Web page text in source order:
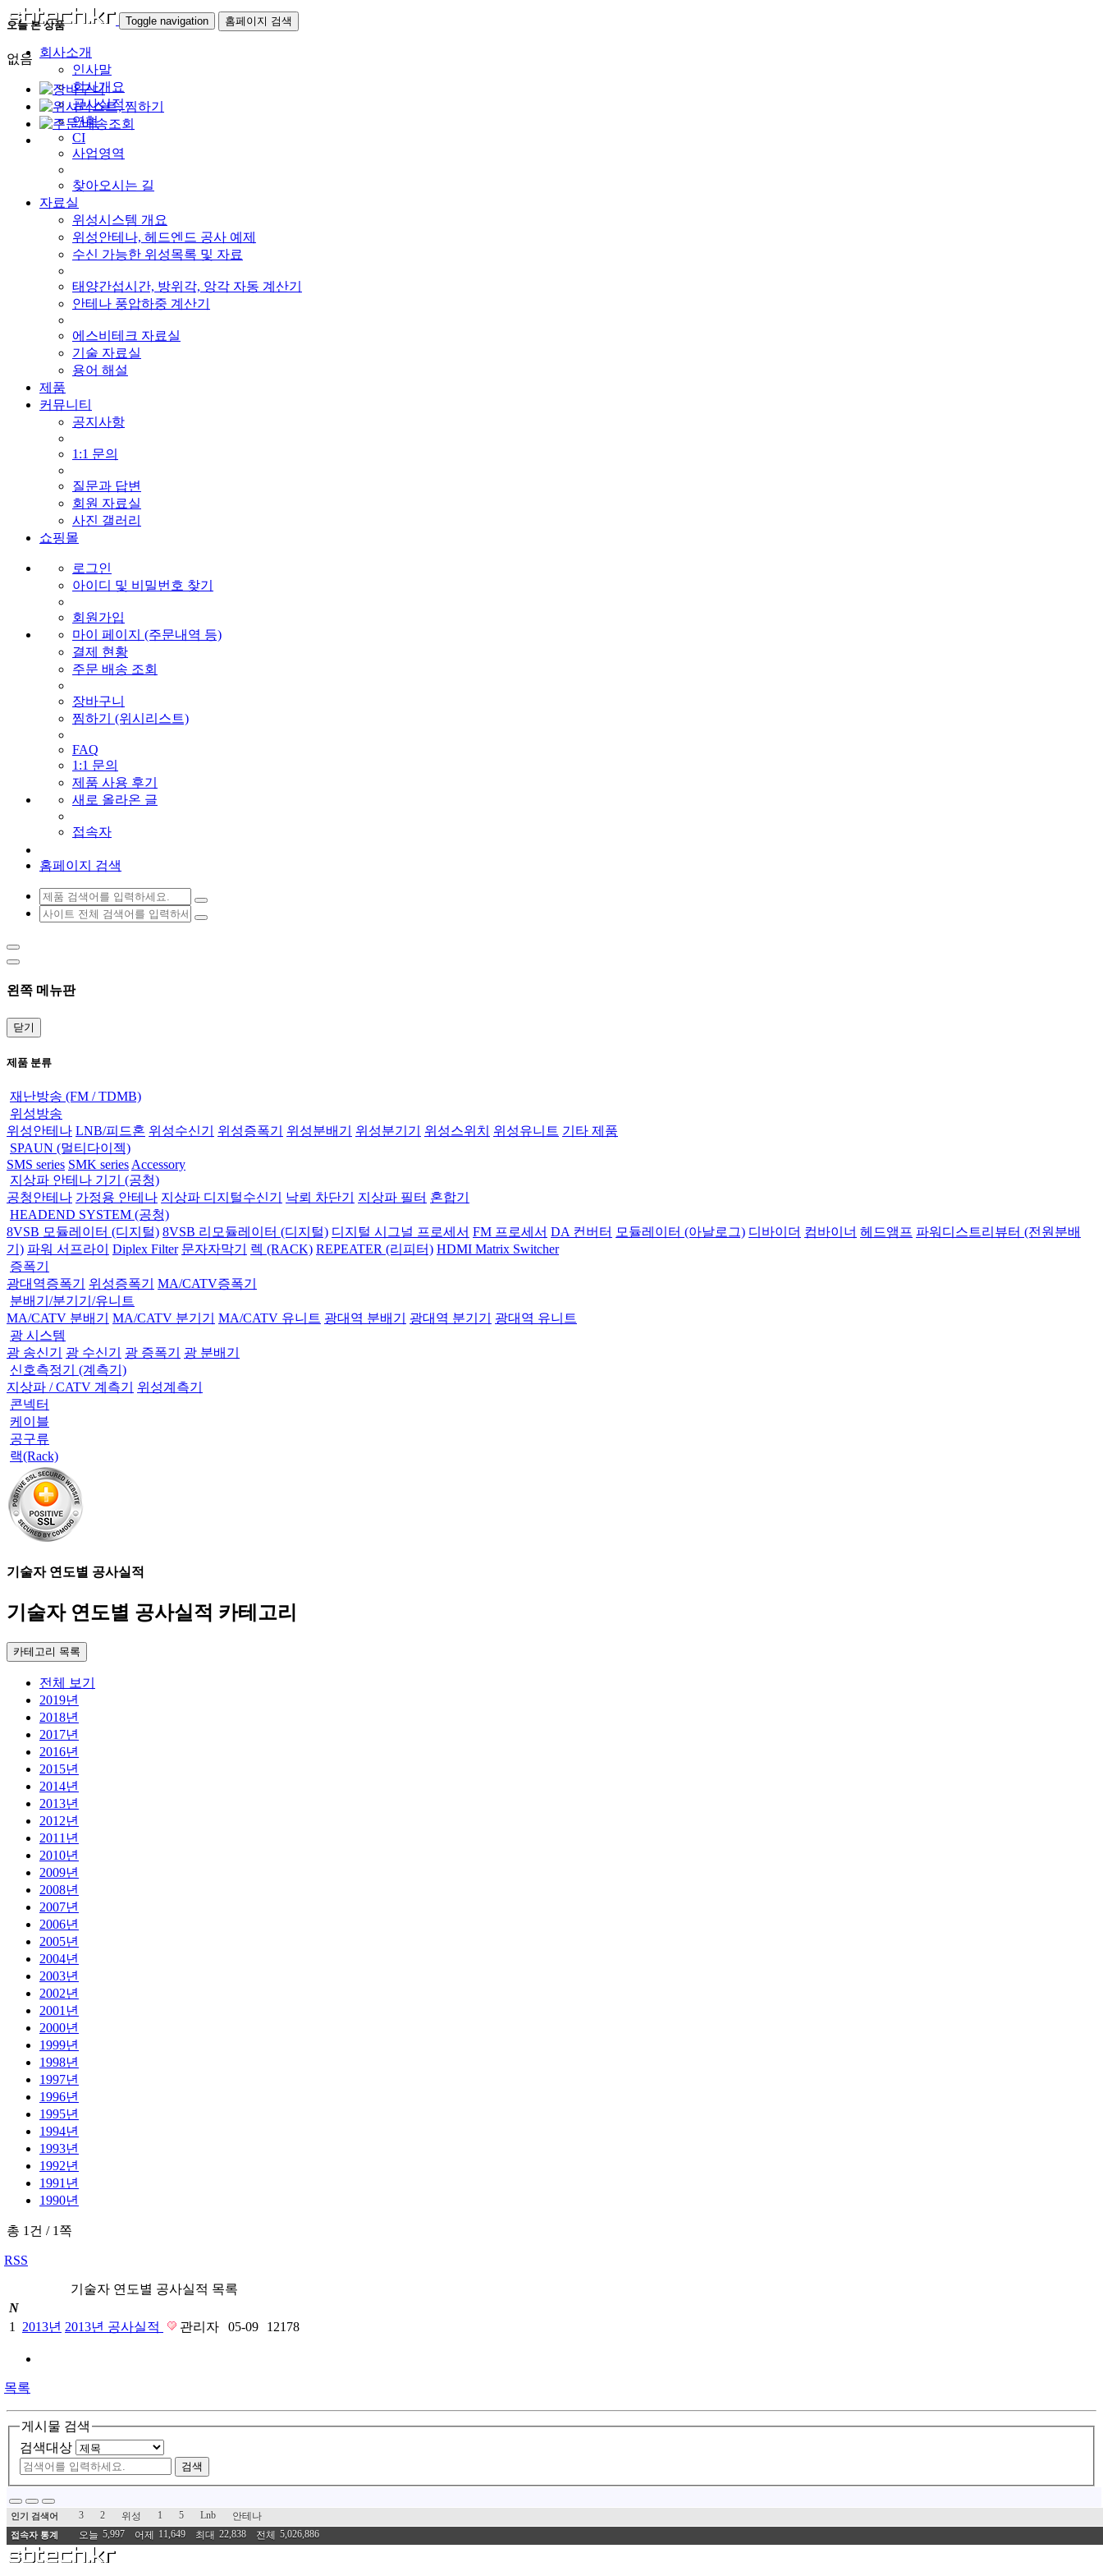
Toggle navigation 홈페이지 검색
회사소개
인사말
회사개요
공사실적
연혁
CI
사업영역
찾아오시는 길
자료실
위성시스템 개요
위성안테나, 헤드엔드 공사 예제
수신 가능한 위성목록 및 자료
태양간섭시간, 방위각, 앙각 자동 계산기
안테나 풍압하중 계산기
에스비테크 자료실
기술 자료실
용어 해설
제품
커뮤니티
공지사항
1:1 문의
질문과 답변
회원 자료실
사진 갤러리
쇼핑몰
로그인
아이디 및 비밀번호 찾기
회원가입
마이 페이지 (주문내역 등)
결제 현황
주문 배송 조회
장바구니
찜하기 (위시리스트)
FAQ
1:1 문의
제품 사용 후기
새로 올라온 글
접속자
홈페이지 검색
왼쪽 메뉴판
닫기
제품 분류
재난방송 (FM / TDMB)
위성방송
위성안테나 LNB/피드혼 위성수신기 위성증폭기 위성분배기 위성분기기 위성스위치 위성유니트 기타 제품
SPAUN (멀티다이젝)
SMS series SMK series Accessory
지상파 안테나 기기 (공청)
공청안테나 가정용 안테나 지상파 디지털수신기 낙뢰 차단기 지상파 필터 혼합기
HEADEND SYSTEM (공청)
8VSB 모듈레이터 (디지털) 8VSB 리모듈레이터 (디지털) 디지털 시그널 프로세서 FM 프로세서 DA 컨버터 모듈레이터 (아날로그) 디바이더 컴바이너 헤드앰프 파워디스트리뷰터 (전원분배
기) 파워 서프라이 Diplex Filter 문자자막기 렉 (RACK) REPEATER (리피터) HDMI Matrix Switcher
증폭기
광대역증폭기
위성증폭기
MA/CATV증폭기
분배기/분기기/유니트
MA/CATV 분배기
MA/CATV 분기기 MA/CATV 유니트 광대역 분배기 광대역 분기기
광대역 유니트
광 시스템
광 송신기
광 수신기 광 증폭기
광 분배기
신호측정기 (계측기)
지상파 / CATV 계측기
위성계측기
콘넥터
케이블
공구류
랙(Rack)
기술자 연도별 공사실적
기술자 연도별 공사실적 카테고리
카테고리 목록
전체 보기
2019년
2018년
2017년
2016년
2015년
2014년
2013년
2012년
2011년
2010년
2009년
2008년
2007년
2006년
2005년
2004년
2003년
2002년
2001년
2000년
1999년
1998년
1997년
1996년
1995년
1994년
1993년
1992년
1991년
1990년
총 1건 /1쪽
RSS
기술자 연도별 공사실적 목록
N
1
2013년 2013년 공사실적 관리자 05-09 12178
목록
게시물 검색
검색대상
검색
오늘 본 상품
없음
인기 검색어 3 2 위성 1 5 Lnb 안테나
접속자 통계 오늘 5,997 어제 11,649 최대 22,838 전체 5,026,886